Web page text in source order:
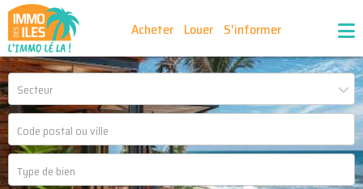
Acheter Louer S'informer
Nos outils Ma sélection d'annonces
Secteur